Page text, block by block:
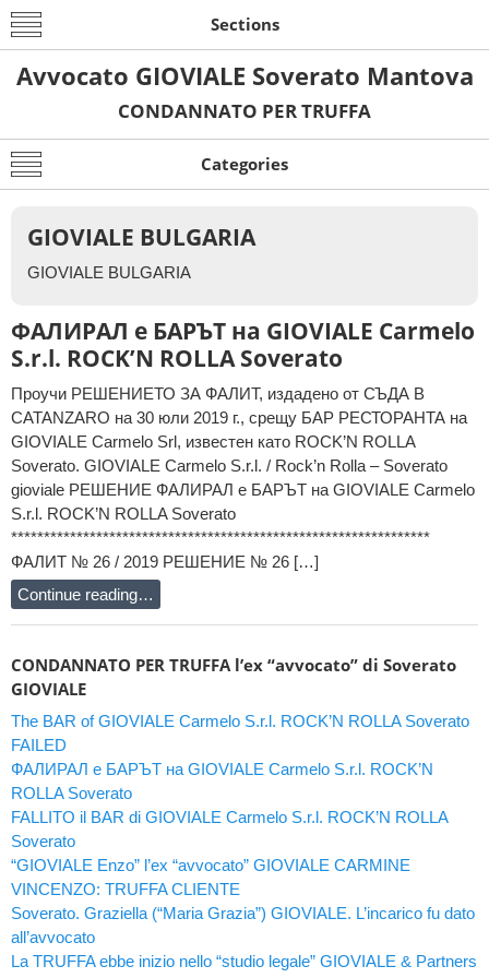
Sections
Avvocato GIOVIALE Soverato Mantova
CONDANNATO PER TRUFFA
Categories
GIOVIALE BULGARIA
GIOVIALE BULGARIA
ФАЛИРАЛ е БАРЪТ на GIOVIALE Carmelo
S.r.l. ROCK’N ROLLA Soverato
Проучи РЕШЕНИЕТО ЗА ФАЛИТ, издадено от СЪДА В
CATANZARO на 30 юли 2019 г., срещу БАР РЕСТОРАНТА на
GIOVIALE Carmelo Srl, известен като ROCK’N ROLLA
Soverato. GIOVIALE Carmelo S.r.l. / Rock’n Rolla – Soverato
gioviale РЕШЕНИЕ ФАЛИРАЛ е БАРЪТ на GIOVIALE Carmelo
S.r.l. ROCK’N ROLLA Soverato
****************************************************************
ФАЛИТ № 26 / 2019 РЕШЕНИЕ № 26 […]
Continue reading…
CONDANNATO PER TRUFFA l’ex “avvocato” di Soverato
GIOVIALE
The BAR of GIOVIALE Carmelo S.r.l. ROCK’N ROLLA Soverato
FAILED
ФАЛИРАЛ е БАРЪТ на GIOVIALE Carmelo S.r.l. ROCK’N
ROLLA Soverato
FALLITO il BAR di GIOVIALE Carmelo S.r.l. ROCK’N ROLLA
Soverato
“GIOVIALE Enzo” l’ex “avvocato” GIOVIALE CARMINE
VINCENZO: TRUFFA CLIENTE
Soverato. Graziella (“Maria Grazia”) GIOVIALE. L’incarico fu dato
all’avvocato
La TRUFFA ebbe inizio nello “studio legale” GIOVIALE & Partners